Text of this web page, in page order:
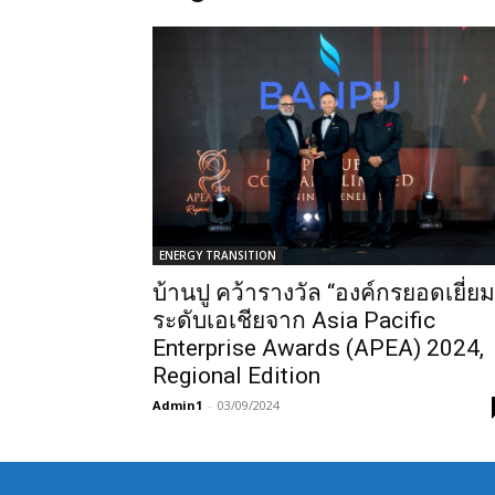
ENERGY TRANSITION
บ้านปู คว้ารางวัล “องค์กรยอดเยี่ย
ระดับเอเชียจาก Asia Pacific
Enterprise Awards (APEA) 2024,
Regional Edition
Admin1 - 03/09/2024